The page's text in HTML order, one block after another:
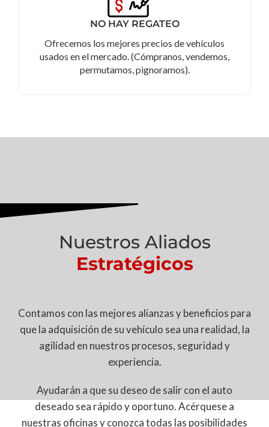
NO HAY REGATEO
Ofrecemos los mejores precios de vehículos
usados en el mercado. (Cómpranos, vendemos,
permutamos, pignoramos).
Nuestros Aliados
Estratégicos
Contamos con las mejores alianzas y beneficios para
que la adquisición de su vehículo sea una realidad, la
agilidad en nuestros procesos, seguridad y
experiencia.
Ayudarán a que su deseo de salir con el auto
deseado sea rápido y oportuno. Acérquese a
nuestras oficinas y conozca todas las posibilidades